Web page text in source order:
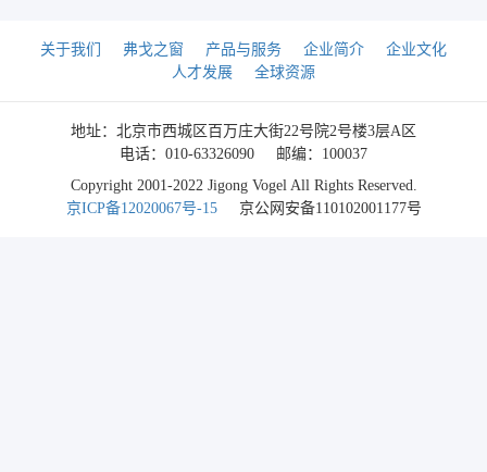
关于我们 弗戈之窗 产品与服务 企业简介
企业文化
人才发展
全球资源
地址：北京市西城区百万庄大街22号院2号楼3层A区
电话：010-63326090
邮编：100037
Copyright 2001-2022 Jigong Vogel All Rights Reserved.
京ICP备12020067号-15
京公网安备110102001177号